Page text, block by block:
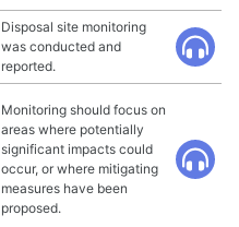
Disposal site monitoring
was conducted and
reported.
Monitoring should focus on
areas where potentially
significant impacts could
occur, or where mitigating
measures have been
proposed.